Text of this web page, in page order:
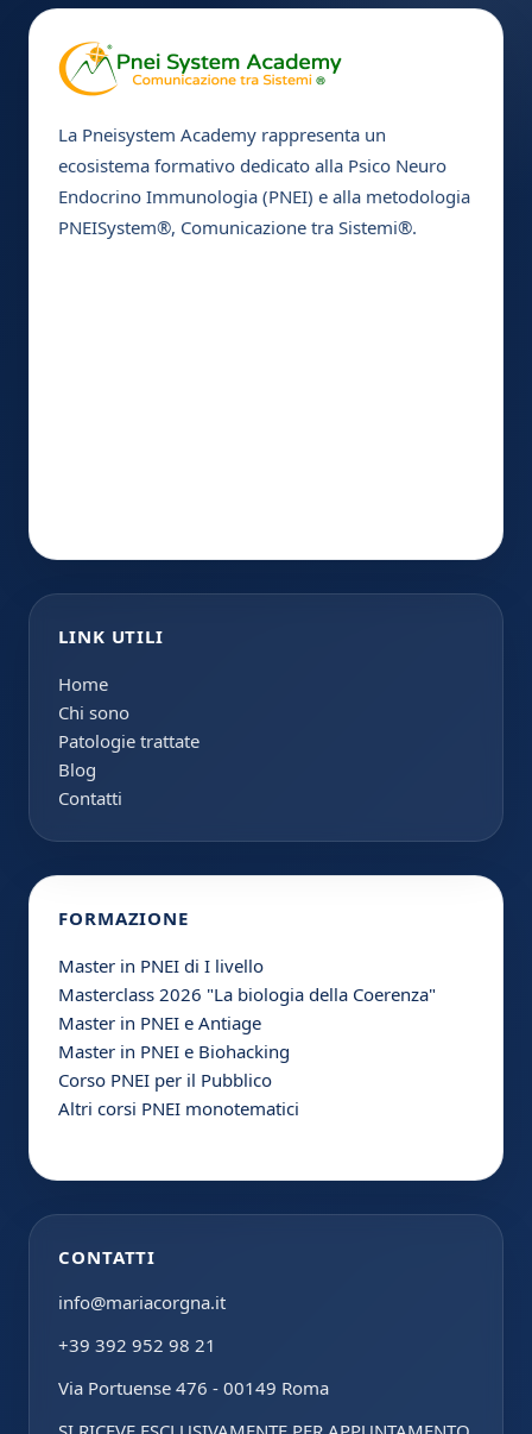
La Pneisystem Academy rappresenta un
ecosistema formativo dedicato alla Psico Neuro
Endocrino Immunologia (PNEI) e alla metodologia
PNEISystem®, Comunicazione tra Sistemi®.
LINK UTILI
Home
Chi sono
Patologie trattate
Blog
Contatti
FORMAZIONE
Master in PNEI di I livello
Masterclass 2026 "La biologia della Coerenza"
Master in PNEI e Antiage
Master in PNEI e Biohacking
Corso PNEI per il Pubblico
Altri corsi PNEI monotematici
CONTATTI
info@mariacorgna.it
+39 392 952 98 21
Via Portuense 476 - 00149 Roma